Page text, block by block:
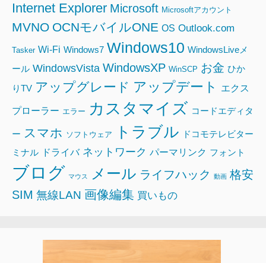
Internet Explorer Microsoft Microsoftアカウント
MVNO OCNモバイルONE OS Outlook.com
Tasker Wi-Fi Windows7 Windows10 WindowsLiveメ
ール WindowsVista WindowsXP WinSCP お金 ひか
りTV アップグレード アップデート エクス
プローラー エラー カスタマイズ コードエディタ
ー スマホ ソフトウェア トラブル
ドコモテレビター
ミナル
ドライバ ネットワーク パーマリンク フォント
ブログ マウス メール ライフハック 動画 格安
SIM 無線LAN 画像編集 買いもの